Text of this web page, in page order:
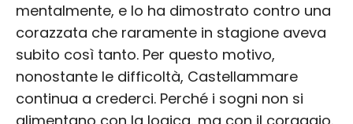
mentalmente, e lo ha dimostrato contro una
corazzata che raramente in stagione aveva
subito così tanto. Per questo motivo,
nonostante le difficoltà, Castellammare
continua a crederci. Perché i sogni non si